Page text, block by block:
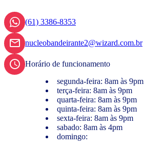
(61) 3386-8353
nucleobandeirante2@wizard.com.br
Horário de funcionamento
segunda-feira: 8am às 9pm
terça-feira: 8am às 9pm
quarta-feira: 8am às 9pm
quinta-feira: 8am às 9pm
sexta-feira: 8am às 9pm
sabado: 8am às 4pm
domingo: